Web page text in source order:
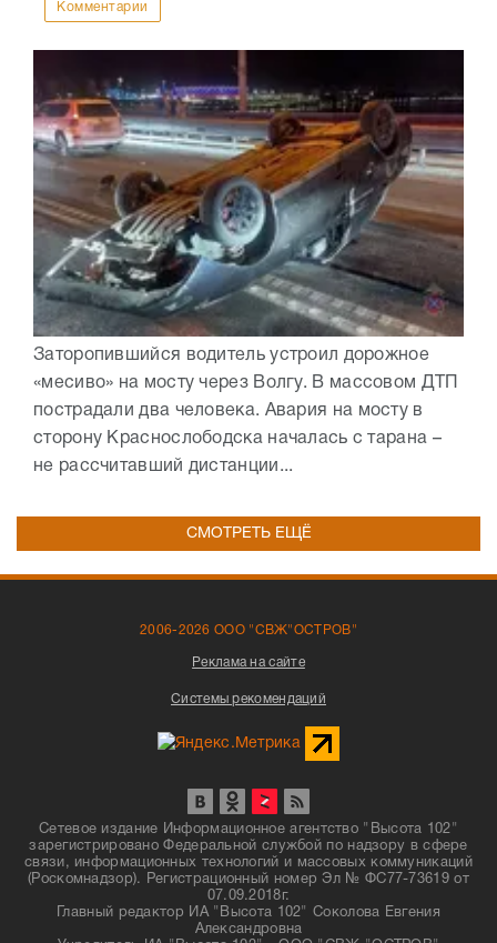
Комментарии
Заторопившийся водитель устроил дорожное
«месиво» на мосту через Волгу. В массовом ДТП
пострадали два человека. Авария на мосту в
сторону Краснослободска началась с тарана –
не рассчитавший дистанции...
СМОТРЕТЬ ЕЩЁ
2006-2026 ООО "СВЖ"ОСТРОВ"
Реклама на сайте
Системы рекомендаций
Сетевое издание Информационное агентство "Высота 102"
зарегистрировано Федеральной службой по надзору в сфере
связи, информационных технологий и массовых коммуникаций
(Роскомнадзор). Регистрационный номер Эл № ФС77-73619 от
07.09.2018г.
Главный редактор ИА "Высота 102" Соколова Евгения
Александровна